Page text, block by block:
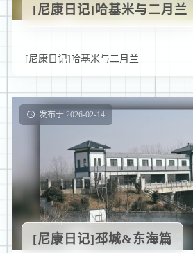
[尼康日记]哈基米与二月兰
[尼康日记]哈基米与二月兰
发布于 2026-02-14
[尼康日记]邳城&东海篇